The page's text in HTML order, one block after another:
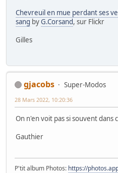
Chevreuil en mue perdant ses
sang byG.Corsand, sur Flickr
Gilles
gjacobs
Super-Modos
28 Mars 2022, 10:20:36
On n'en voit pas si souvent dans
Gauthier
P'tit album Photos: https://